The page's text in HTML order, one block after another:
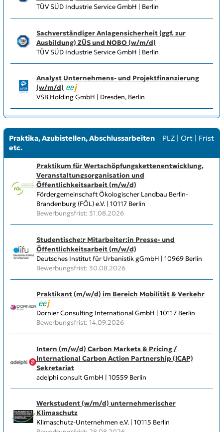
TÜV SÜD Industrie Service GmbH | Berlin
Sachverständiger Anlagensicherheit (ggf. zur
Ausbildung) ZÜS und NOBO (w/m/d)
TÜV SÜD Industrie Service GmbH | Berlin
Analyst Unternehmens- und Projektfinanzierung
(w/m/d)
VSB Holding GmbH | Dresden, Berlin
Praktika, Azubistellen, Abschlussarbeiten
etc.
PLZ |Ort Frist
Praktikum für Wertschöpfungskettenentwicklung,
Veranstaltungsorganisation und
Öffentlichkeitsarbeit (m/w/d)
Fördergemeinschaft Ökologischer Landbau Berlin-
Brandenburg (FÖL) e.V. | 10117 Berlin
Bewerbungsfrist: 31.08.2026
Studentische:r Mitarbeiter:in Presse- und
Öffentlichkeitsarbeit (m/w/d)
Deutsches Institut für Urbanistik gGmbH | 10969 Berlin
Bewerbungsfrist: 30.08.2026
Praktikant (m/w/d) im Bereich Mobilität & Verkehr
Dornier Consulting International GmbH | 10117 Berlin
Bewerbungsfrist: 14.09.2026
Intern (m/w/d) Carbon Markets & Pricing /
International Carbon Action Partnership (ICAP)
Sekretariat
adelphi consult GmbH | 10559 Berlin
Werkstudent (w/m/d) unternehmerischer
Klimaschutz
Klimaschutz-Unternehmen e.V. | 10115 Berlin